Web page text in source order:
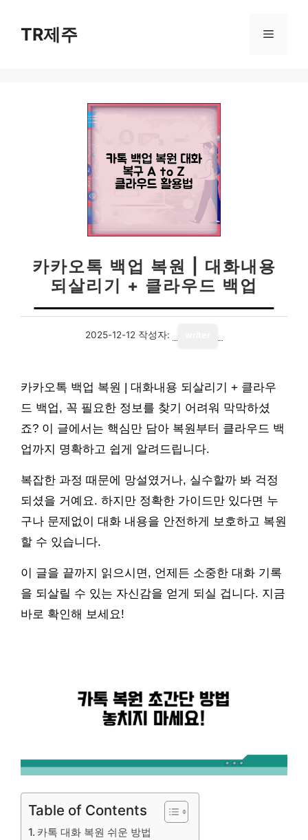
TR제주 메
카카오톡 백업 복원 | 대화내용
되살리기 + 클라우드 백업
2025-12-12 작성자:
카카오톡 백업 복원 | 대화내용 되살리기 + 클라우
드 백업, 꼭 필요한 정보를 찾기 어려워 막막하셨
죠? 이 글에서는 핵심만 담아 복원부터 클라우드 백
업까지 명확하고 쉽게 알려드립니다.
복잡한 과정 때문에 망설였거나, 실수할까 봐 걱정
되셨을 거예요. 하지만 정확한 가이드만 있다면 누
구나 문제없이 대화 내용을 안전하게 보호하고 복원
할 수 있습니다.
이 글을 끝까지 읽으시면, 언제든 소중한 대화 기록
을 되살릴 수 있는 자신감을 얻게 되실 겁니다. 지금
바로 확인해 보세요!
Table of Contents
카톡 대화 복원 쉬운 방법